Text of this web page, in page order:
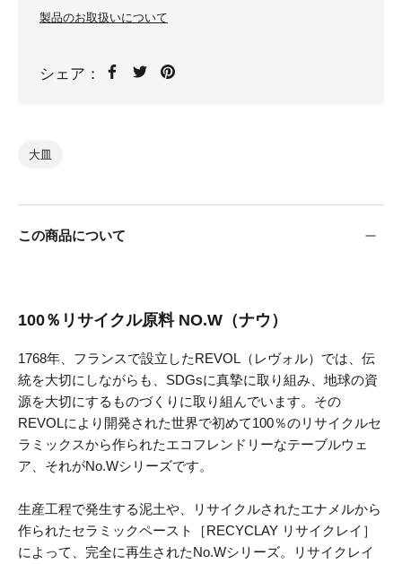
製品のお取扱いについて
シェア：
大皿
この商品について
100％リサイクル原料 NO.W（ナウ）
1768年、フランスで設立したREVOL（レヴォル）では、伝
統を大切にしながらも、SDGsに真摯に取り組み、地球の資
源を大切にするものづくりに取り組んでいます。その
REVOLにより開発された世界で初めて100％のリサイクルセ
ラミックスから作られたエコフレンドリーなテーブルウェ
ア、それがNo.Wシリーズです。
生産工程で発生する泥土や、リサイクルされたエナメルから
作られたセラミックペースト［RECYCLAY リサイクレイ］
によって、完全に再生されたNo.Wシリーズ。リサイクレイ